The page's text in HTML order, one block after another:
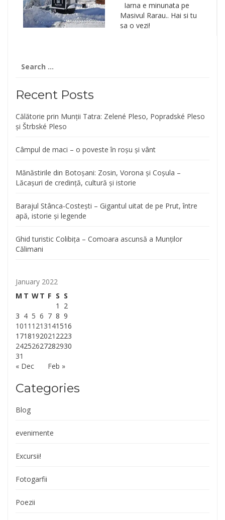
Iarna e minunata pe
Masivul Rarau.. Hai si tu
sa o vezi!
for:
Recent Posts
Călătorie prin Munții Tatra: Zelené Pleso, Popradské Pleso
și Štrbské Pleso
Câmpul de maci – o poveste în roșu și vânt
Mănăstirile din Botoșani: Zosin, Vorona și Coșula –
Lăcașuri de credință, cultură și istorie
Barajul Stânca-Costești – Gigantul uitat de pe Prut, între
apă, istorie și legende
Ghid turistic Colibița – Comoara ascunsă a Munților
Călimani
January 2022
M T WT F S S
« Dec Feb »
1
2
3 4 5 6 7 8 9
1011 1213141516
1718192021 2223
24252627282930
31
Categories
Blog
evenimente
Excursii!
Fotogarfii
Poezii